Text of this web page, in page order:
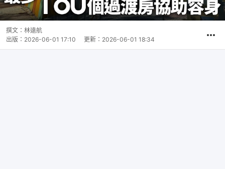
撰文： 林遠航
出版： 2026-06-01 17:10 更新： 2026-06-01 18:34